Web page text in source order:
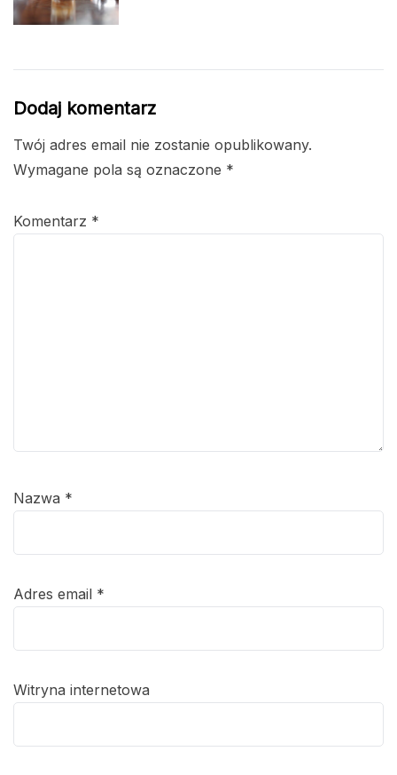
Dodaj komentarz
Twój adres email nie zostanie opublikowany.
Wymagane pola są oznaczone *
Komentarz *
Nazwa *
Adres email *
Witryna internetowa